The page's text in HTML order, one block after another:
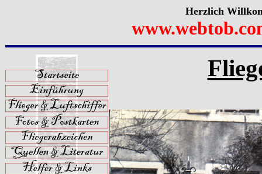
Herzlich